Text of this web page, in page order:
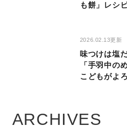
も餅」レシ
2026.02.13更新
味つけは塩
「手羽中の
こどもがよ
ARCHIVES